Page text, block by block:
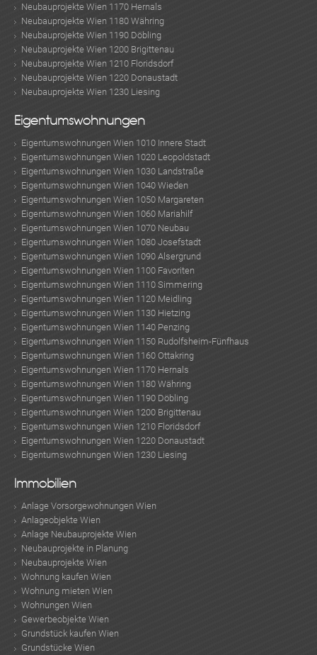
Neubauprojekte Wien 1170 Hernals
Neubauprojekte Wien 1180 Währing
Neubauprojekte Wien 1190 Döbling
Neubauprojekte Wien 1200 Brigittenau
Neubauprojekte Wien 1210 Floridsdorf
Neubauprojekte Wien 1220 Donaustadt
Neubauprojekte Wien 1230 Liesing
Eigentumswohnungen
Eigentumswohnungen Wien 1010 Innere Stadt
Eigentumswohnungen Wien 1020 Leopoldstadt
Eigentumswohnungen Wien 1030 Landstraße
Eigentumswohnungen Wien 1040 Wieden
Eigentumswohnungen Wien 1050 Margareten
Eigentumswohnungen Wien 1060 Mariahilf
Eigentumswohnungen Wien 1070 Neubau
Eigentumswohnungen Wien 1080 Josefstadt
Eigentumswohnungen Wien 1090 Alsergrund
Eigentumswohnungen Wien 1100 Favoriten
Eigentumswohnungen Wien 1110 Simmering
Eigentumswohnungen Wien 1120 Meidling
Eigentumswohnungen Wien 1130 Hietzing
Eigentumswohnungen Wien 1140 Penzing
Eigentumswohnungen Wien 1150 Rudolfsheim-Fünfhaus
Eigentumswohnungen Wien 1160 Ottakring
Eigentumswohnungen Wien 1170 Hernals
Eigentumswohnungen Wien 1180 Währing
Eigentumswohnungen Wien 1190 Döbling
Eigentumswohnungen Wien 1200 Brigittenau
Eigentumswohnungen Wien 1210 Floridsdorf
Eigentumswohnungen Wien 1220 Donaustadt
Eigentumswohnungen Wien 1230 Liesing
Immobilien
Anlage Vorsorgewohnungen Wien
Anlageobjekte Wien
Anlage Neubauprojekte Wien
Neubauprojekte in Planung
Neubauprojekte Wien
Wohnung kaufen Wien
Wohnung mieten Wien
Wohnungen Wien
Gewerbeobjekte Wien
Grundstück kaufen Wien
Grundstücke Wien